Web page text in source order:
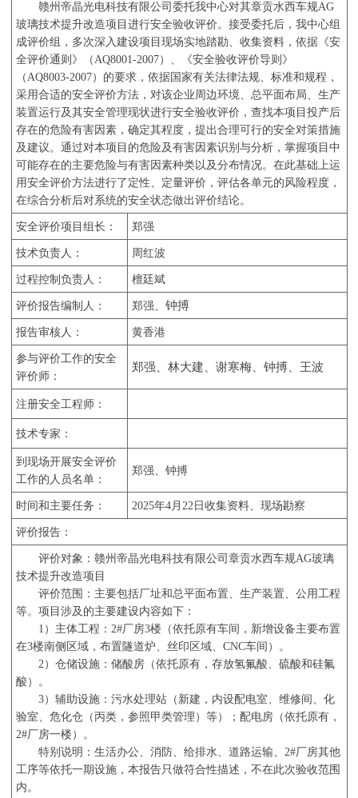
赣州帝晶光电科技有限公司委托我中心对其章贡水西车规AG
玻璃技术提升改造项目进行安全验收评价。接受委托后，我中心组
成评价组，多次深入建设项目现场实地踏勘、收集资料，依据《安
全评价通则》（AQ8001-2007）、《安全验收评价导则》
（AQ8003-2007）的要求，依据国家有关法律法规、标准和规程，
采用合适的安全评价方法，对该企业周边环境、总平面布局、生产
装置运行及其安全管理现状进行安全验收评价，查找本项目投产后
存在的危险有害因素，确定其程度，提出合理可行的安全对策措施
及建议。通过对本项目的危险及有害因素识别与分析，掌握项目中
可能存在的主要危险与有害因素种类以及分布情况。在此基础上运
用安全评价方法进行了定性、定量评价，评估各单元的风险程度，
在综合分析后对系统的安全状态做出评价结论。
安全评价项目组长 ： 郑强
技术负责人 ： 周红波
过程控制负责人 ： 檀廷斌
评价报告编制人 ： 郑强、 钟搏
报告审核人 ： 黄香港
参与评价工作的安全
评价师 ：
郑强 林大建 谢寒梅、 钟搏、 王波
注册安全工程师 ：
技术专家 ：
到现场开展安全评价
工作的人员名单：
郑强、钟搏
时间和主要任务 ： 2025年4月 22日收集资料、现场勘察
评价报告：
评价对象： 赣州帝晶光电科技有限公司章贡水西车规AG玻璃
技术提升改造项目
评价范围： 主要包括厂址和总平面布置、生产装置、公用工程
等。项目涉及的主要建设内容如下：
1 ）主体工程： 2#厂房3楼（依托原有车间，新增设备主要布置
在3楼南侧区域，布置隧道炉、丝印区域、 CNC车间）。
2）仓储设施：储酸房（依托原有，存放氢氟酸、硫酸和硅氟
酸）。
3）辅助设施：污水处理站（新建，内设配电室、维修间、化
验室、危化仓（丙类，参照甲类管理）等）；配电房（依托原有，
2#厂房一楼）。
特别说明：生活办公、消防、给排水、道路运输、 2#厂房其他
工序等依托一期设施，本报告只做符合性描述，不在此次验收范围
内。